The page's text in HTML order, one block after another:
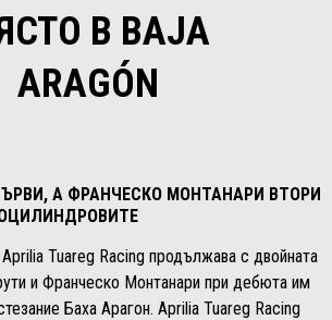
В BAJA
ARAGÓN
А ФРАНЧЕСКО МОНТАНАРИ ВТОРИ
Tuareg Racing продължава с двойната
и Франческо Монтанари при дебюта им
Баха Арагон. Aprilia Tuareg Racing